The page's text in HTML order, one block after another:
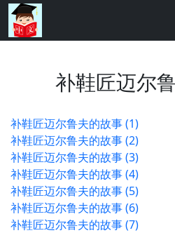
补鞋匠迈尔
补鞋匠迈尔鲁夫的故事 (1)
补鞋匠迈尔鲁夫的故事 (2)
补鞋匠迈尔鲁夫的故事 (3)
补鞋匠迈尔鲁夫的故事 (4)
补鞋匠迈尔鲁夫的故事 (5)
补鞋匠迈尔鲁夫的故事 (6)
补鞋匠迈尔鲁夫的故事 (7)